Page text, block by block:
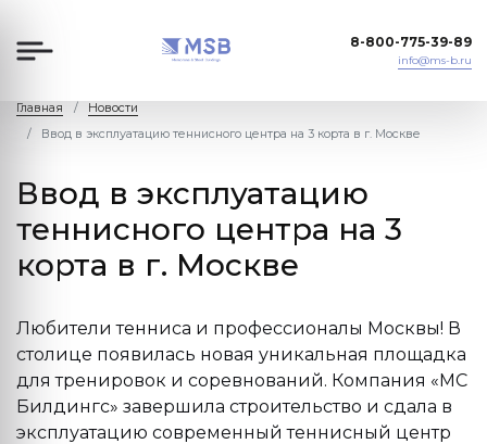
8-800-775-39-89
info@ms-b.ru
Главная
Новости
Ввод в эксплуатацию теннисного центра на 3 корта в г. Москве
Ввод в эксплуатацию
теннисного центра на 3
корта в г. Москве
Любители тенниса и профессионалы Москвы! В
столице появилась новая уникальная площадка
для тренировок и соревнований. Компания «МС
Билдингс» завершила строительство и сдала в
эксплуатацию современный теннисный центр